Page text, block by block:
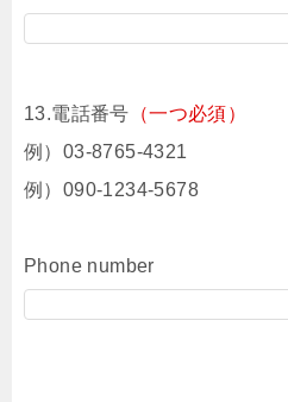
13.電話番号 （一つ必須）
例）03-8765-4321
例）090-1234-5678
Phone number